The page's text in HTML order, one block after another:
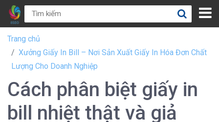
Trang chủ
Xưởng Giấy In Bill – Nơi Sản Xuất Giấy In Hóa Đơn Chất
Lượng Cho Doanh Nghiệp
Cách phân biệt giấy in
bill nhiệt thật và giả